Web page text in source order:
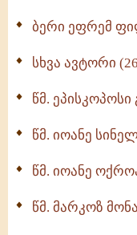
სულიერი
ნაწილი II (369)
ბერი ეფრემ
სხვა ავტორი
წმ.
წმ. იოანე
წმ. იოანე
წმ. მარკოზ